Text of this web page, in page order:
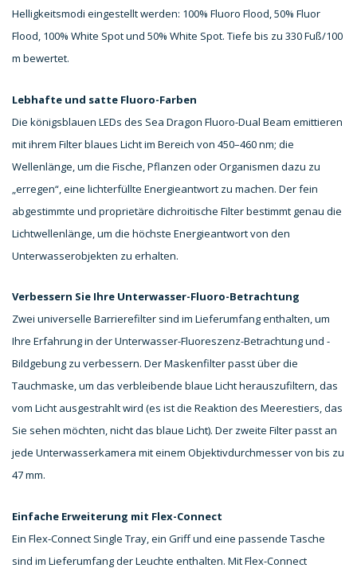
Helligkeitsmodi eingestellt werden: 100% Fluoro Flood, 50% Fluor
Flood, 100% White Spot und 50% White Spot. Tiefe bis zu 330 Fuß/100
m bewertet.
Lebhafte und satte Fluoro-Farben
Die königsblauen LEDs des Sea Dragon Fluoro-Dual Beam emittieren
mit ihrem Filter blaues Licht im Bereich von 450–460 nm; die
Wellenlänge, um die Fische, Pflanzen oder Organismen dazu zu
„erregen“, eine lichterfüllte Energieantwort zu machen. Der fein
abgestimmte und proprietäre dichroitische Filter bestimmt genau die
Lichtwellenlänge, um die höchste Energieantwortvon den
Unterwasserobjekten zu erhalten.
Verbessern Sie Ihre Unterwasser-Fluoro-Betrachtung
Zwei universelle Barrierefilter sind im Lieferumfang enthalten, um
Ihre Erfahrung in der Unterwasser-Fluoreszenz-Betrachtung und -
Bildgebung zu verbessern. Der Maskenfilter passt über die
Tauchmaske, um das verbleibende blaue Licht herauszufiltern, das
vom Licht ausgestrahlt wird (es ist die Reaktion des Meerestiers, das
Sie sehen möchten, nicht das blaue Licht). Der zweite Filter passt an
jede Unterwasserkamera mit einem Objektivdurchmesser von bis zu
47 mm.
Einfache Erweiterung mit Flex-Connect
Ein Flex-Connect Single Tray, ein Griff und eine passende Tasche
sind im Lieferumfang der Leuchte enthalten. Mit Flex-Connect